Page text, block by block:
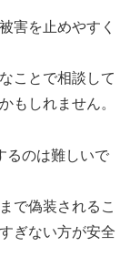
害を止めやすく
ことで相談して
もしれません。
るのは難しいで
で偽装されるこ
ぎない方が安全